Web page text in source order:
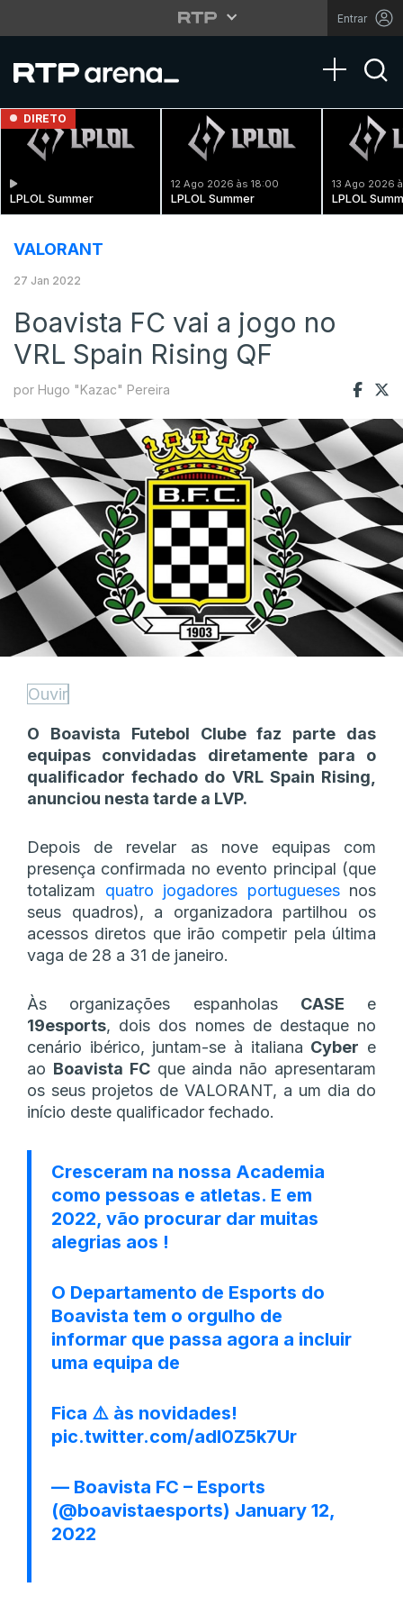
Entrar
Toggle
DIRETO
LPLOL Summer
12 Ago 2026 às 18:00
LPLOL Summer
13 Ago 2026
LPLOL
VALORANT
27 Jan 2022
Boavista FC vai a jogo no
VRL Spain Rising QF
por Hugo "Kazac" Pereira
Ouvir
O Boavista Futebol Clube faz parte das
equipas convidadas diretamente para o
qualificador fechado do VRL Spain Rising,
anunciou nesta tarde a LVP.
Depois de revelar as nove equipas com
presença confirmada no evento principal (que
totalizam quatro jogadores portuguesesnos
seus quadros), a organizadora partilhou os
acessos diretos que irão competir pela última
vaga de 28 a 31 de janeiro.
Às organizações espanholas CASE e
19esports, dois dos nomes de destaque no
cenário ibérico, juntam-se à italiana Cyber e
ao Boavista FCque ainda não apresentaram
os seus projetos de VALORANT, a um dia do
início deste qualificador fechado.
Cresceram na nossa Academia
como pessoas e atletas. E em
2022, vão procurar dar muitas
alegrias aos !
O Departamento de Esports do
Boavista tem o orgulho de
informar que passa agora a incluir
uma equipa de
Fica ⚠️ às novidades!
pic.twitter.com/adl0Z5k7Ur
— Boavista FC – Esports
(@boavistaesports) January 12,
2022